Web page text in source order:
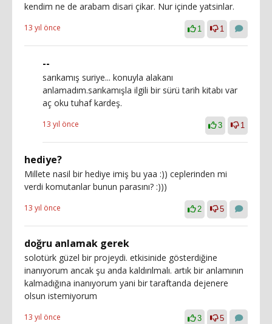
kendim ne de arabam disari çikar. Nur içinde yatsinlar.
13 yıl önce 1 1
--
sarıkamış suriye... konuyla alakanı
anlamadım.sarıkamışla ilgili bir sürü tarih kitabı var
aç oku tuhaf kardeş.
13 yıl önce 3 1
hediye?
Millete nasil bir hediye imiş bu yaa :)) ceplerinden mi
verdi komutanlar bunun parasını? :)))
13 yıl önce 2 5
doğru anlamak gerek
solotürk güzel bir projeydi. etkisinide gösterdiğine
inanıyorum ancak şu anda kaldırılmalı. artık bir anlamının
kalmadığına inanıyorum yani bir taraftanda dejenere
olsun istemiyorum
13 yıl önce 3 5